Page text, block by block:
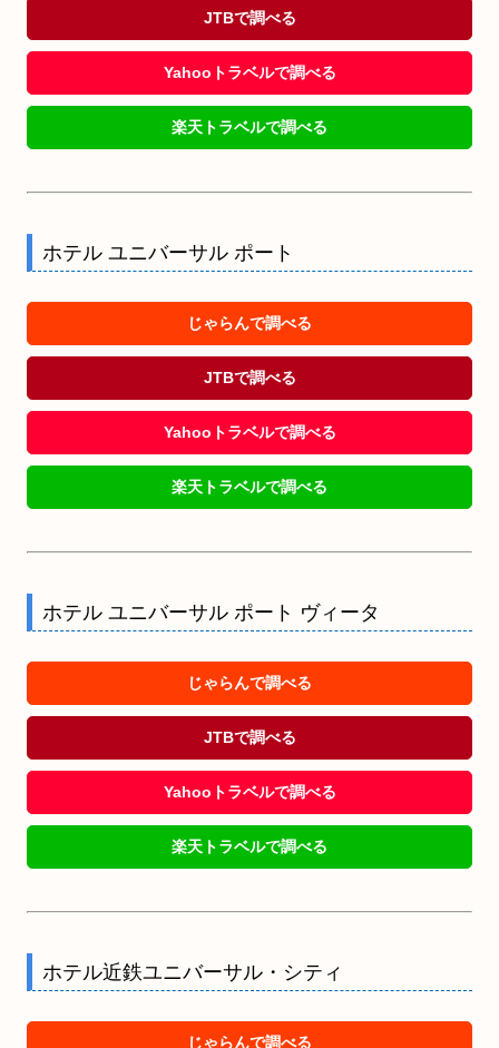
JTBで調べる
Yahooトラベルで調べる
楽天トラベルで調べる
ホテル ユニバーサル ポート
じゃらんで調べる
JTBで調べる
Yahooトラベルで調べる
楽天トラベルで調べる
ホテル ユニバーサル ポート ヴィータ
じゃらんで調べる
JTBで調べる
Yahooトラベルで調べる
楽天トラベルで調べる
ホテル近鉄ユニバーサル・シティ
じゃらんで調べる